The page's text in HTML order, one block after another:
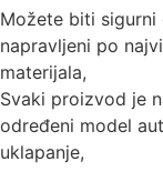
Možete biti sigurni
napravljeni po
materijala,
Svaki proizvod je
određeni model
uklapanje,